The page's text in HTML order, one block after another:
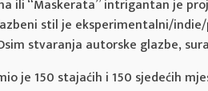
ili “Maskerata” intrigantan je
stil je eksperimentalni/
stvaranja autorske glazbe,
je 150 stajaćih i 150 sjedećih